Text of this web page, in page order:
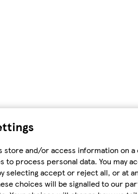
store and/or access information on
to process personal data. You may
selecting accept or reject all, or at
choices will be signalled to our